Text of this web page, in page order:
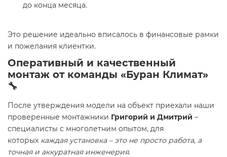
до конца месяца.
Это решение идеально вписалось в финансовые рамки
и пожелания клиентки.
Оперативный и качественный
монтаж от команды «Буран Климат»
🔧
После утверждения модели на объект приехали наши
проверенные монтажники Григорий и Дмитрий –
специалисты с многолетним опытом, для
которых каждая установка – это не просто работа, а
точная и аккуратная инженерия.